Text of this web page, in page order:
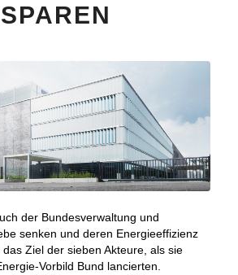
SPAREN
der Bundesverwaltung und
senken und deren Energieeffizienz
Ziel der sieben Akteure, als sie
Vorbild Bund lancierten.